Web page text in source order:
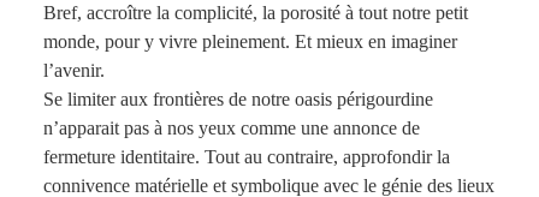
Bref, accroître la complicité, la porosité à tout notre petit
monde, pour y vivre pleinement. Et mieux en imaginer
l’avenir.
Se limiter aux frontières de notre oasis périgourdine
n’apparait pas à nos yeux comme une annonce de
fermeture identitaire. Tout au contraire, approfondir la
connivence matérielle et symbolique avec le génie des lieux